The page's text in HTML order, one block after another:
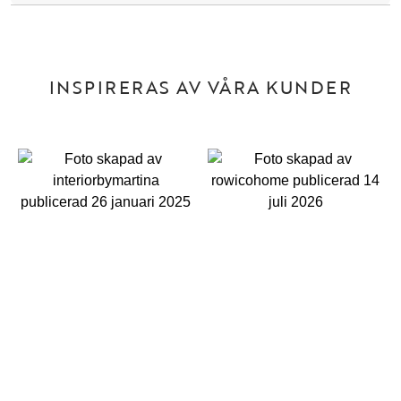
INSPIRERAS AV VÅRA KUNDER